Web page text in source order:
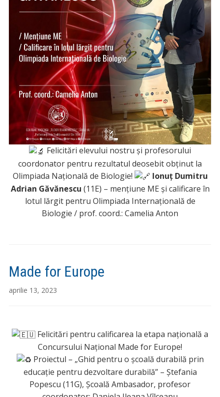
Felicitări elevului nostru și profesorului
coordonator pentru rezultatul deosebit obținut la
Olimpiada Națională de Biologie!
Ionuț Dumitru
Adrian Găvănescu (11E) – mențiune ME și calificare în
lotul lărgit pentru Olimpiada Internațională de
Biologie / prof. coord.: Camelia Anton
Made for Europe
aprilie 13, 2023
Felicitări pentru calificarea la etapa națională a
Concursului Național Made for Europe!
Proiectul – „Ghid pentru o școală durabilă prin
educație pentru dezvoltare durabilă” – Ștefania
Popescu (11G), Școală Ambasador, profesor